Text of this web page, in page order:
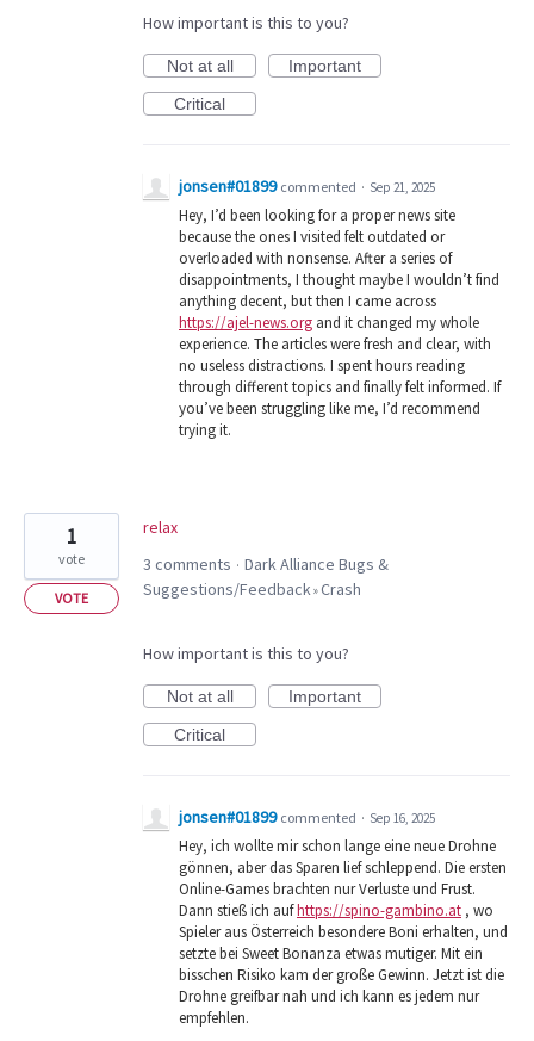
How important is this to you?
Not at all
Important
Critical
jonsen#01899 commented · Sep 21, 2025
Hey, I’d been looking for a proper news site
because the ones I visited felt outdated or
overloaded with nonsense. After a series of
disappointments, I thought maybe I wouldn’t find
anything decent, but then I came across
https://ajel-news.org and it changed my whole
experience. The articles were fresh and clear, with
no useless distractions. I spent hours reading
through different topics and finally felt informed. If
you’ve been struggling like me, I’d recommend
trying it.
relax
1
vote
VOTE
3 comments · Dark Alliance Bugs &
Suggestions/Feedback»Crash
How important is this to you?
Not at all
Important
Critical
jonsen#01899 commented · Sep 16, 2025
Hey, ich wollte mir schon lange eine neue Drohne
gönnen, aber das Sparen lief schleppend. Die ersten
Online-Games brachten nur Verluste und Frust.
Dann stieß ich aufhttps://spino-gambino.at , wo
Spieler aus Österreich besondere Boni erhalten, und
setzte bei Sweet Bonanza etwas mutiger. Mit ein
bisschen Risiko kam der große Gewinn. Jetzt ist die
Drohne greifbar nah und ich kann es jedem nur
empfehlen.